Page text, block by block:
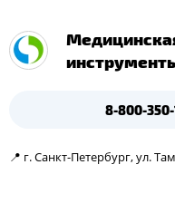
8-800-
📍 г. Санкт-Петербург, ул.